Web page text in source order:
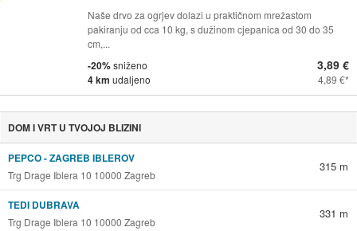
Naše drvo za ogrjev dolazi u praktičnom mrežastom
pakiranju od cca 10 kg, s dužinom cjepanica od 30 do 35
cm,...
-20%sniženo
4 km udaljeno
3,89 €
4,89 €
DOM I VRT U TVOJOJ BLIZINI
PEPCO - ZAGREB IBLEROV
Trg Drage Iblera 10 10000 Zagreb
315 m
TEDI DUBRAVA
Trg Drage Iblera 10 10000 Zagreb
331 m